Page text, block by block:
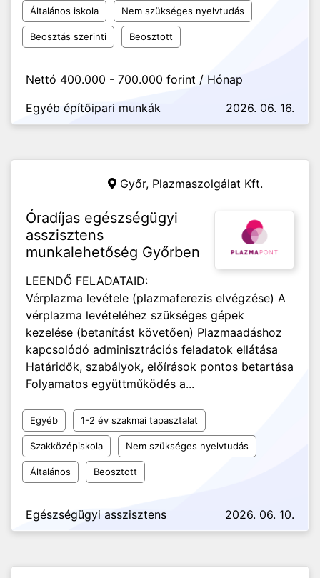
Általános iskola Nem szükséges nyelvtudás
Beosztás szerinti Beosztott
Nettó 400.000 - 700.000 forint / Hónap
Egyéb építőipari munkák
2026. 06. 16.
Győr, Plazmaszolgálat Kft.
Óradíjas egészségügyi
asszisztens
munkalehetőség Győrben
LEENDŐ FELADATAID:
Vérplazma levétele (plazmaferezis elvégzése) A
vérplazma levételéhez szükséges gépek
kezelése (betanítást követően) Plazmaadáshoz
kapcsolódó adminisztrációs feladatok ellátása
Határidők, szabályok, előírások pontos betartása
Folyamatos együttműködés a...
Egyéb 1-2 év szakmai tapasztalat
Szakközépiskola Nem szükséges nyelvtudás
Általános Beosztott
Egészségügyi asszisztens 2026. 06. 10.